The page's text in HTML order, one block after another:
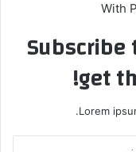
With
get
Lorem